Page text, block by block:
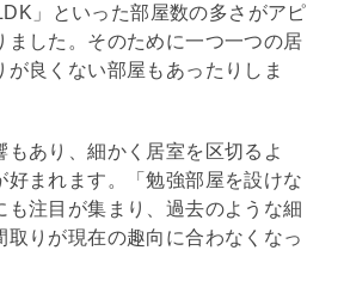
」といった部屋数の多さがアピ
ました。そのために一つ一つの居
が良くない部屋もあったりしま
あり、細かく 居室を区切るよ
好まれます。「勉強部屋を設けな
も注目が集まり、過去のような細
取りが現在の趣向に合わなくなっ